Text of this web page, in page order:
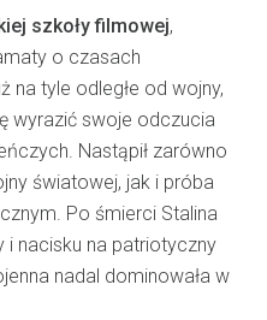
szkoły filmowej,
o czasach
na tyle odległe od wojny,
wyrazić swoje odczucia
Nastąpił zarówno
światowej, jak i próba
Po śmierci Stalina
i nacisku na patriotyczny
nadal dominowała w